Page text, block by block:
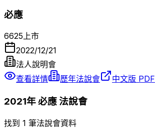
必應
6625上市
2022/12/21
法人說明會
查看詳情
歷年法說會 中文版 PDF
2021年必應法說會
找到 1 筆法說會資料